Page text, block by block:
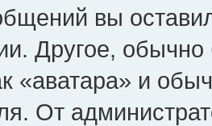
вы
Другое,
«аватара» и
От